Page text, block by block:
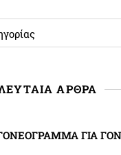
ΑΡΘΡΑ
ΓΙΑ